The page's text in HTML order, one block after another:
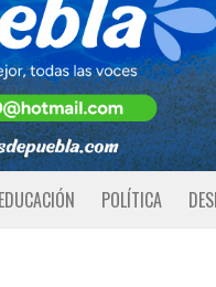
EDUCACIÓN POLÍTICA